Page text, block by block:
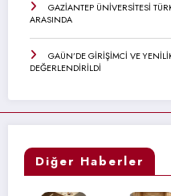
GAZİANTEP ÜNİVERSİTESİ
ARASINDA
GAÜN’DE GİRİŞİMCİ VE
DEĞERLENDİRİLDİ
Diğer Haberler